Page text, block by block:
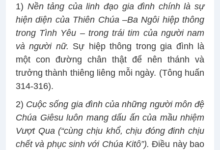
1) Nền tảng của linh đạo gia đình chính là sự
hiện diện của Thiên Chúa –Ba Ngôi hiệp thông
trong Tình Yêu – trong trái tim của người nam
và người nữ. Sự hiệp thông trong gia đình là
một con đường chân thật để nên thánh và
trưởng thành thiêng liêng mỗi ngày. (Tông huấn
314-316).
2) Cuộc sống gia đình của những người môn đệ
Chúa Giêsu luôn mang dấu ấn của mầu nhiệm
Vượt Qua (“cùng chịu khổ, chịu đóng đinh chịu
chết và phục sinh với Chúa Kitô”). Điều này bao